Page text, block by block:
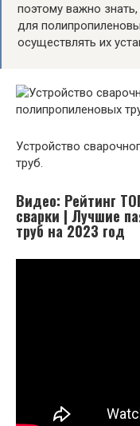
поэтому важно
для
осуществлять их
Устройство
труб.
Видео: Рейтинг
сварки | Лучшие
труб на 2023 год